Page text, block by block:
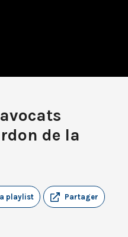
de la
Partager
playlist